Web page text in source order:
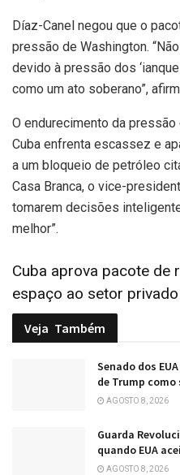
Díaz-Canel negou que o
pressão de Washington.
devido à pressão dos
como um ato soberano”,
O endurecimento da pressão
Cuba enfrenta escassez e
a um bloqueio de petróleo
Casa Branca, o vice-
tomarem decisões
melhor”.
Cuba aprova pacote de
espaço ao setor privado
Veja Também
Senado dos
de Trump
AGOSTO 8, 2026
Guarda
quando EUA
AGOSTO 8, 2026